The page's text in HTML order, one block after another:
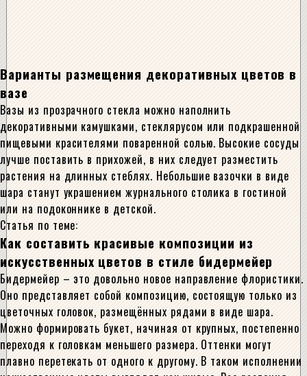
Варианты размещения декоративных цветов в
вазе
Вазы из прозрачного стекла можно наполнить
декоративными камушками, стеклярусом или подкрашенной
пищевыми красителями поваренной солью. Высокие сосуды
лучше поставить в прихожей, в них следует разместить
растения на длинных стеблях. Небольшие вазочки в виде
шара станут украшением журнального столика в гостиной
или на подоконнике в детской.
Статья по теме:
Как составить красивые композиции из
искусственных цветов в стиле бидермейер
Бидермейер – это довольно новое направление флористики.
Оно представляет собой композицию, состоящую только из
цветочных головок, размещённых рядами в виде шара.
Можно формировать букет, начиная от крупных, постепенно
переходя к головкам меньшего размера. Оттенки могут
плавно перетекать от одного к другому. В таком исполнении